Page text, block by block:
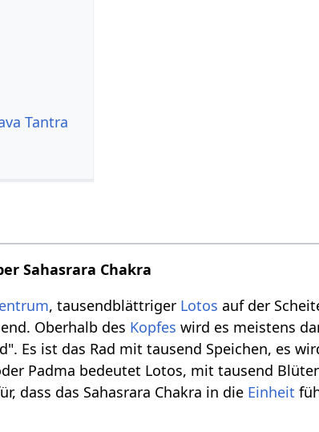
Tantra
Sahasrara Chakra
, tausendblättriger Lotos auf der
Oberhalb des Kopfes wird es meistens
Es ist das Rad mit tausend Speichen, es
Padma bedeutet Lotos, mit tausend
dass das Sahasrara Chakra in die Einheit